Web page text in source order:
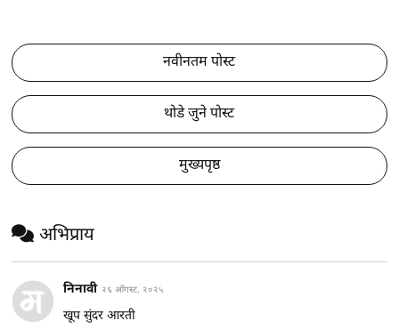
नवीनतम पोस्ट
थोडे जुने पोस्ट
मुख्यपृष्ठ
अभिप्राय
निनावी २६ ऑगस्ट, २०२५
खूप सुंदर आरती